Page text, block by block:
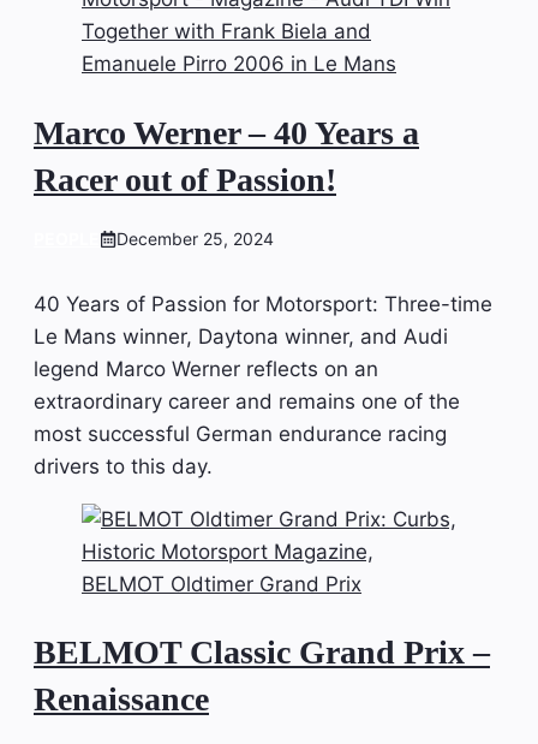
Marco Werner – 40 Years a
Racer out of Passion!
December 25, 2024
40 Years of Passion for Motorsport: Three-time
Le Mans winner, Daytona winner, and Audi
legend Marco Werner reflects on an
extraordinary career and remains one of the
most successful German endurance racing
drivers to this day.
BELMOT Classic Grand Prix –
Renaissance